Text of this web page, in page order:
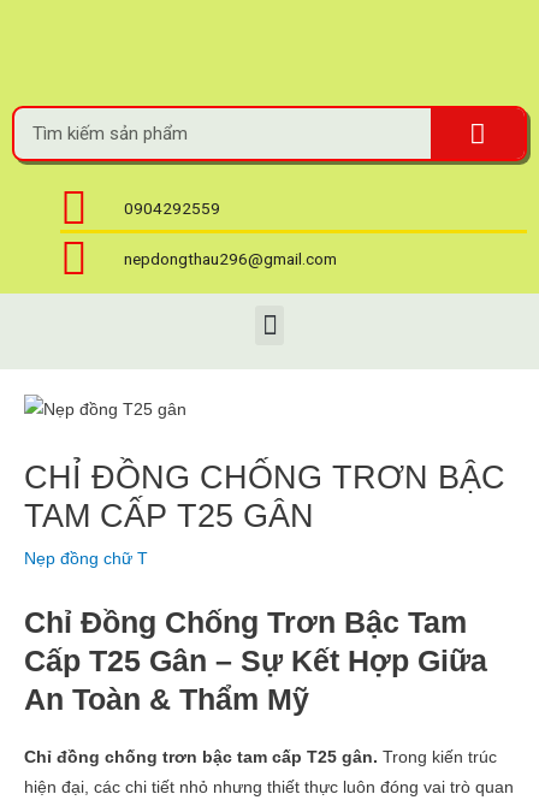
0904292559
nepdongthau296@gmail.com
CHỈ ĐỒNG CHỐNG TRƠN BẬC
TAM CẤP T25 GÂN
Nẹp đồng chữ T
Chỉ Đồng Chống Trơn Bậc Tam
Cấp T25 Gân – Sự Kết Hợp Giữa
An Toàn & Thẩm Mỹ
Chỉ đồng chống trơn bậc tam cấp T25 gân. Trong kiến trúc
hiện đại, các chi tiết nhỏ nhưng thiết thực luôn đóng vai trò quan